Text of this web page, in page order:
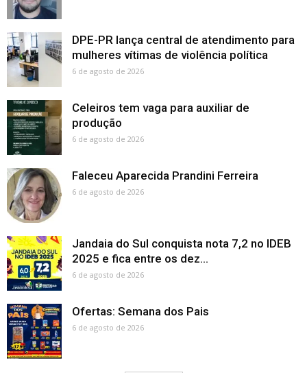
DPE-PR lança central de atendimento para
mulheres vítimas de violência política
6 de agosto de 2026
Celeiros tem vaga para auxiliar de
produção
6 de agosto de 2026
Faleceu Aparecida Prandini Ferreira
6 de agosto de 2026
Jandaia do Sul conquista nota 7,2 no IDEB
2025 e fica entre os dez...
6 de agosto de 2026
Ofertas: Semana dos Pais
6 de agosto de 2026